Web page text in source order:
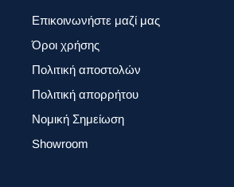
Επικοινωνήστε μαζί μας
Όροι χρήσης
Πολιτική αποστολών
Πολιτική απορρήτου
Νομική Σημείωση
Showroom